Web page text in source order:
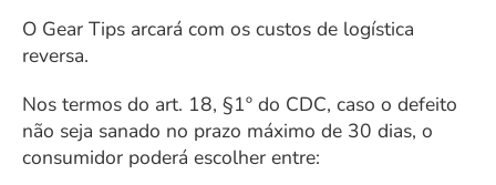
O Gear Tips arcará com os custos de logística
reversa.
Nos termos do art. 18, §1º do CDC, caso o defeito
não seja sanado no prazo máximo de 30 dias, o
consumidor poderá escolher entre: